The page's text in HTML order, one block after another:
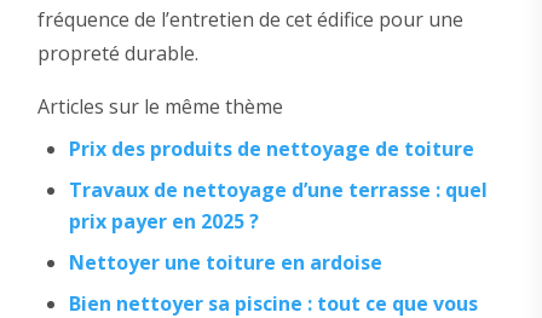
fréquence de l’entretien de cet édifice pour une
propreté durable.
Articles sur le même thème
Prix des produits de nettoyage de toiture
Travaux de nettoyage d’une terrasse : quel
prix payer en 2025 ?
Nettoyer une toiture en ardoise
Bien nettoyer sa piscine : tout ce que vous